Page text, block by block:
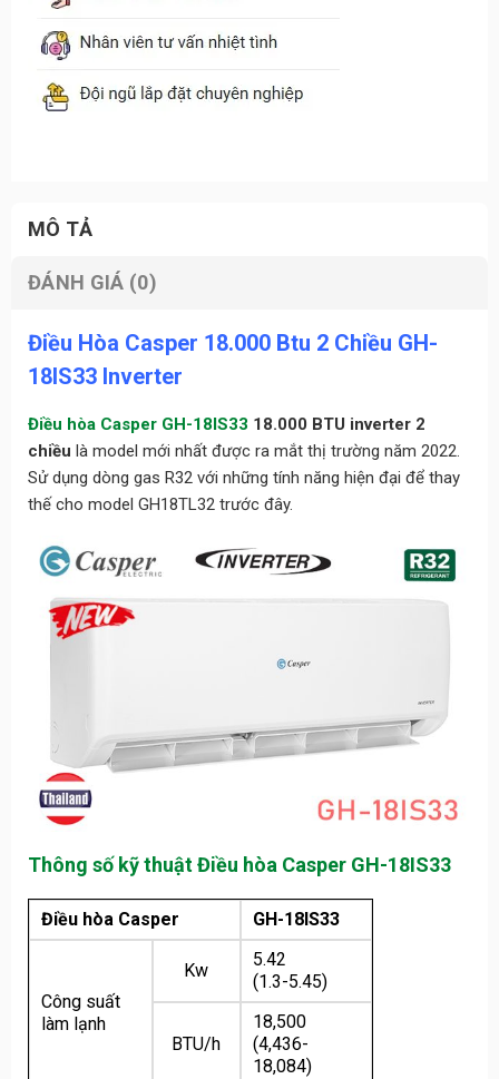
MÔ TẢ
ĐÁNH GIÁ (0)
Điều Hòa Casper 18.000 Btu 2 Chiều GH-
18IS33 Inverter
Điều hòa Casper GH-18IS33 18.000 BTU inverter 2
chiều là model mới nhất được ra mắt thị trường năm 2022.
Sử dụng dòng gas R32 với những tính năng hiện đại để thay
thế cho model GH18TL32 trước đây.
Thông số kỹ thuậtĐiều hòa Casper GH-18IS33
Điều hòa Casper GH-18IS33
Công suất
làm lạnh
Kw
5.42
(1.3-5.45)
BTU/h
18,500
(4,436-
18,084)